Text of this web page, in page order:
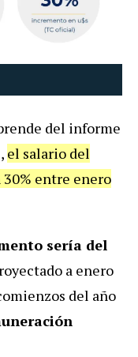
del informe
el salario del
entre enero
sería del
a enero
del año